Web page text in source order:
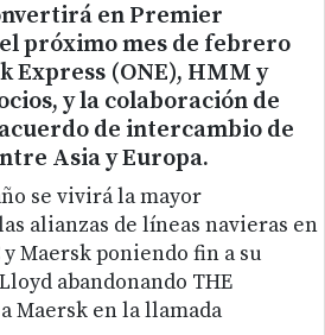
en Premier
próximo mes de febrero
Express (ONE), HMM y
y la colaboración de
de intercambio de
Asia y Europa.
se vivirá la mayor
alianzas de líneas navieras en
y Maersk poniendo fin a su
abandonando THE
Maersk en la llamada